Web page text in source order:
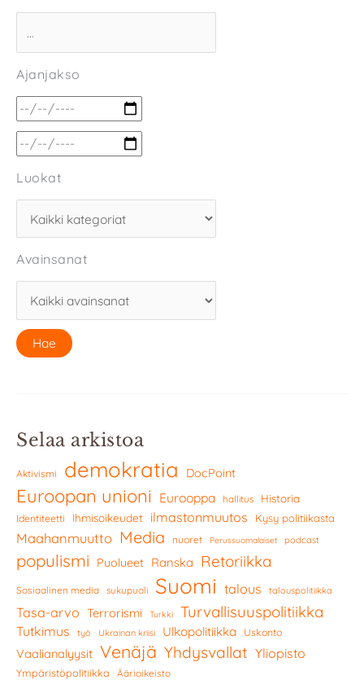
Ajanjakso
Luokat
Avainsanat
Selaa arkistoa
Aktivismi demokratia DocPoint
Euroopan unioni Eurooppa hallitus Historia
Identiteetti Ihmisoikeudet ilmastonmuutos Kysy politiikasta
Maahanmuutto Media nuoret Perussuomalaiset podcast
populismi Puolueet Ranska Retoriikka
Sosiaalinen media sukupuoli Suomi talous talouspolitiikka
Tasa-arvo Terrorismi Turkki Turvallisuuspolitiikka
Tutkimus työ Ukrainan kriisi Ulkopolitiikka Uskonto
Vaalianalyysit Venäjä Yhdysvallat Yliopisto
Ympäristöpolitiikka Äärioikeisto